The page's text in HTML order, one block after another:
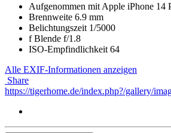
Aufgenommen mit Apple iPhone 14
Brennweite 6.9 mm
Belichtungszeit 1/5000
f Blende f/1.8
ISO-Empfindlichkeit 64
Alle EXIF-Informationen anzeigen
Share
https://tigerhome.de/index.php?/gallery/